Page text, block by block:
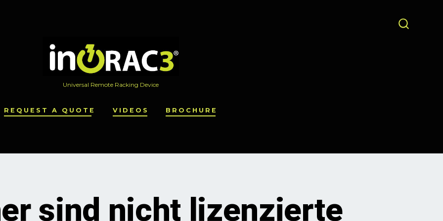
Universal Remote Racking Device
REQUEST A QUOTE VIDEOS BROCHURE
sind nicht lizenzierte